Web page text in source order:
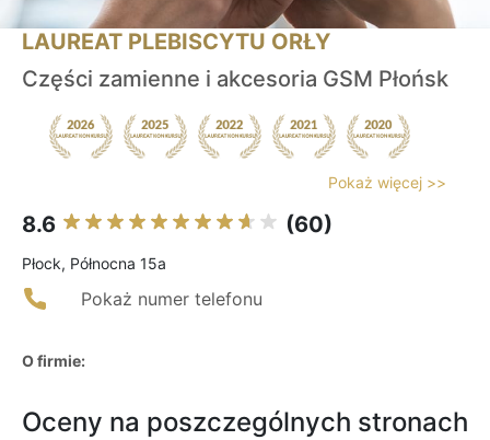
LAUREAT PLEBISCYTU ORŁY
Części zamienne i akcesoria GSM Płońsk
Pokaż więcej >>
8.6 (60)
Płock, Północna 15a
Pokaż numer telefonu
O firmie:
Oceny na poszczególnych stronach